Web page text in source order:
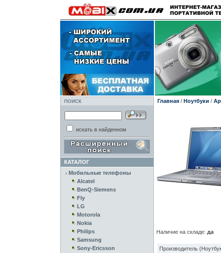
ПОИСК
искать в найденном
КАТАЛОГ
Мобильные телефоны
Alcatel
BenQ-Siemens
Fly
LG
Motorola
Nokia
Philips
Samsung
Sony-Ericsson
Главная/ Ноутбуки /
Наличие на складе: да
Производитель